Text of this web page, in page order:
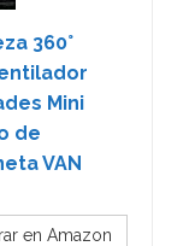
360°
Mini
de
VAN
en Amazon